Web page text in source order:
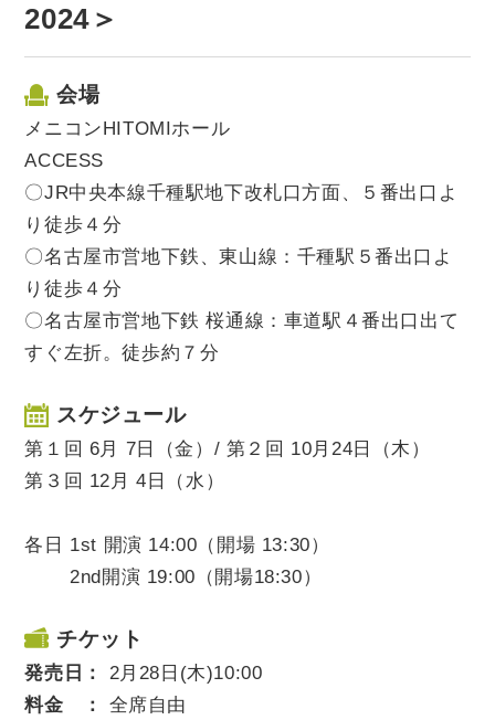
2024＞
会場
メニコンHITOMIホール
ACCESS
〇JR中央本線千種駅地下改札口方面、５番出口よ
り徒歩４分
〇名古屋市営地下鉄、東山線：千種駅５番出口よ
り徒歩４分
〇名古屋市営地下鉄 桜通線：車道駅４番出口出て
すぐ左折。徒歩約７分
スケジュール
第１回 6月 7日（金）/ 第２回 10月24日（木）
第３回 12月 4日（水）
各日 1st 開演 14:00（開場 13:30）
2nd開演 19:00（開場18:30）
チケット
発売日：
2月28日(木)10:00
料金 ：
全席自由